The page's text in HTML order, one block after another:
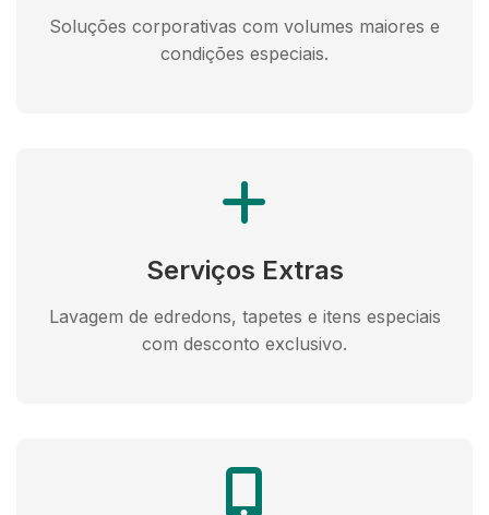
Soluções corporativas com volumes maiores e
condições especiais.
Serviços Extras
Lavagem de edredons, tapetes e itens especiais
com desconto exclusivo.